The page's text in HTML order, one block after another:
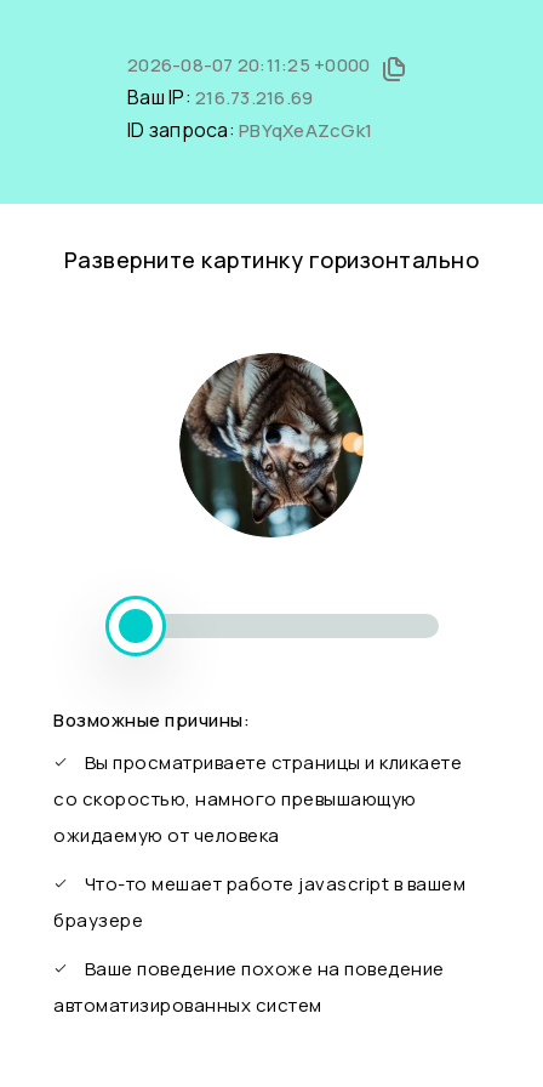
2026-08-07 20:11:25 +0000
Ваш IP: 216.73.216.69
ID запроса: PBYqXeAZcGk1
Разверните картинку горизонтально
Возможные причины:
Вы просматриваете страницы и кликаете
со скоростью, намного превышающую
ожидаемую от человека
Что-то мешает работе javascript в вашем
браузере
Ваше поведение похоже на поведение
автоматизированных систем